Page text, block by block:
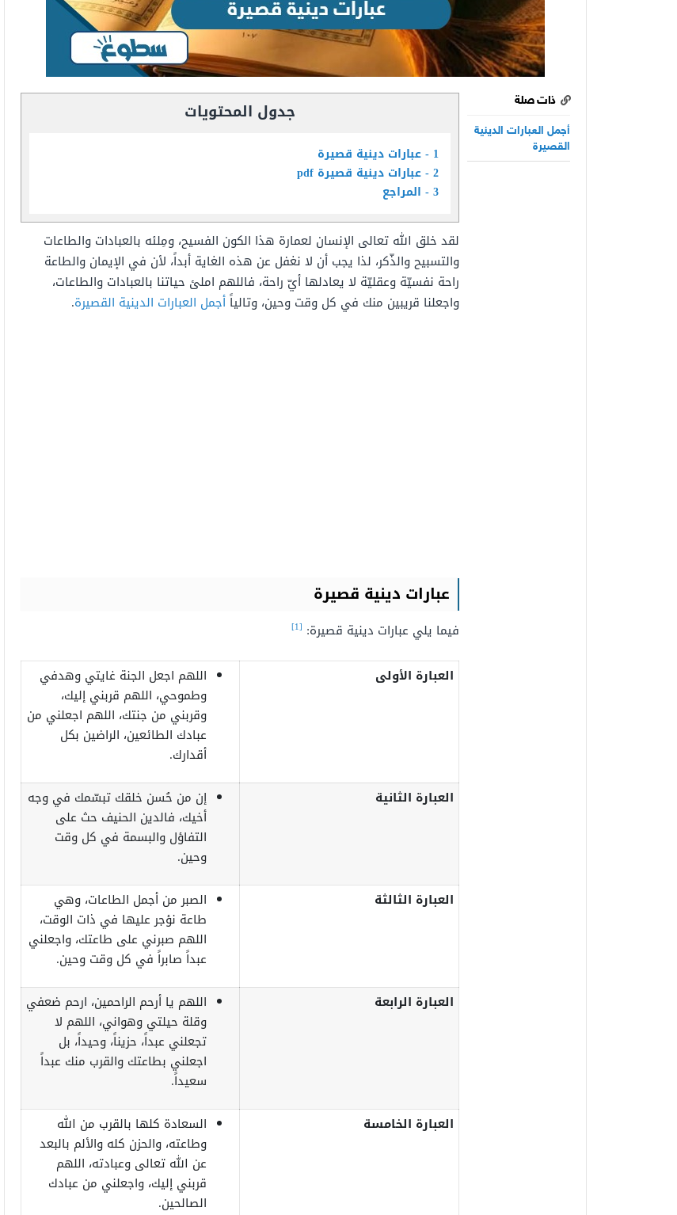
ذات صلة
أجمل العبارات الدينية
القصيرة
جدول المحتويات
1 عبارات دينية قصيرة
2 عبارات دينية قصيرة pdf
3 المراجع
لقد خلق الله تعالى الإنسان لعمارة هذا الكون الفسيح، ومِلئه بالعبادات والطاعات
والتسبيح والذّكر، لذا يجب أن لا نغفل عن هذه الغاية أبداً، لأن في الإيمان والطاعة
راحة نفسيّة وعقليّة لا يعادلها أيّ راحة، فاللهم املئ حياتنا بالعبادات والطاعات،
واجعلنا قريبين منك في كل وقت وحين، وتالياًأجمل العبارات الدينية القصيرة.
عبارات دينية قصيرة
فيما يلي عبارات دينية قصيرة: [1]
العبارة الأولى
اللهم اجعل الجنة غايتي وهدفي
وطموحي، اللهم قربني إليك،
وقربني من جنتك، اللهم اجعلني من
عبادك الطائعين، الراضين بكل
أقدارك.
العبارة الثانية
إن من حُسن خلقك تبسّمك في وجه
أخيك، فالدين الحنيف حث على
التفاؤل والبسمة في كل وقت
وحين.
العبارة الثالثة
الصبر من أجمل الطاعات، وهي
طاعة نؤجر عليها في ذات الوقت،
اللهم صبرني على طاعتك، واجعلني
عبداً صابراً في كل وقت وحين.
العبارة الرابعة
اللهم يا أرحم الراحمين، ارحم ضعفي
وقلة حيلتي وهواني، اللهم لا
تجعلني عبداً، حزيناً، وحيداً، بل
اجعلني بطاعتك والقرب منك عبداً
سعيداً.
العبارة الخامسة
السعادة كلها بالقرب من الله
وطاعته، والحزن كله والألم بالبعد
عن الله تعالى وعبادته، اللهم
قربني إليك، واجعلني من عبادك
الصالحين.